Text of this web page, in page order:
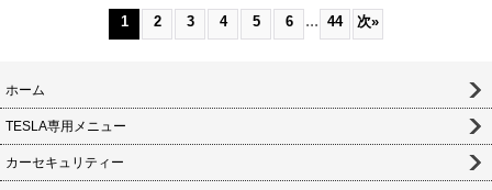
1 2 3 4 5 6 ... 44 次»
ホーム
TESLA専用メニュー
カーセキュリティー